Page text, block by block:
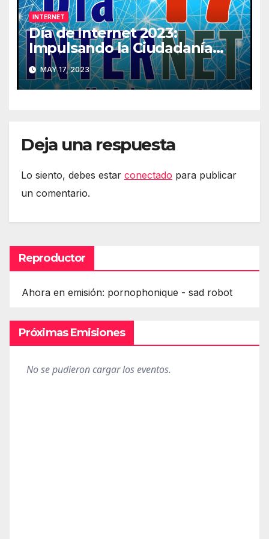
INTERNET
Día de Internet 2023:
Impulsando la Ciudadanía
Digital
MAY 17, 2023
Deja una respuesta
Lo siento, debes estar conectado para publicar
un comentario.
Reproductor
Ahora en emisión: pornophonique - sad robot
Próximas Emisiones